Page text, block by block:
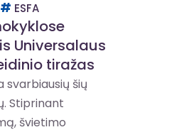
ESFA
Universalaus
tiražas
svarbiausių šių
Stiprinant
švietimo